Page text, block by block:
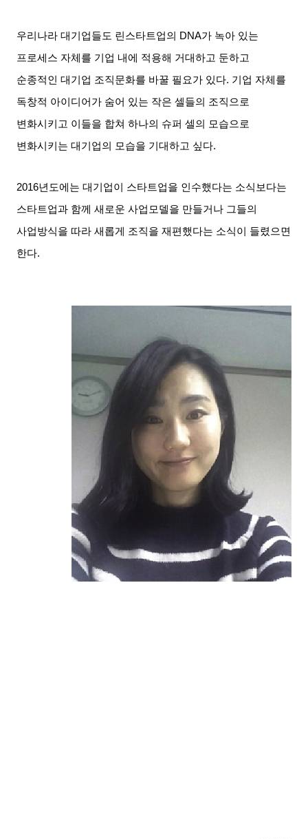
우리나라 대기업들도 린스타트업의 DNA가 녹아 있는
프로세스 자체를 기업 내에 적용해 거대하고 둔하고
순종적인 대기업 조직문화를 바꿀 필요가 있다. 기업 자체를
독창적 아이디어가 숨어 있는 작은 셀들의 조직으로
변화시키고 이들을 합쳐 하나의 슈퍼 셀의 모습으로
변화시키는 대기업의 모습을 기대하고 싶다.
2016년도에는 대기업이 스타트업을 인수했다는 소식보다는
스타트업과 함께 새로운 사업모델을 만들거나 그들의
사업방식을 따라 새롭게 조직을 재편했다는 소식이 들렸으면
한다.